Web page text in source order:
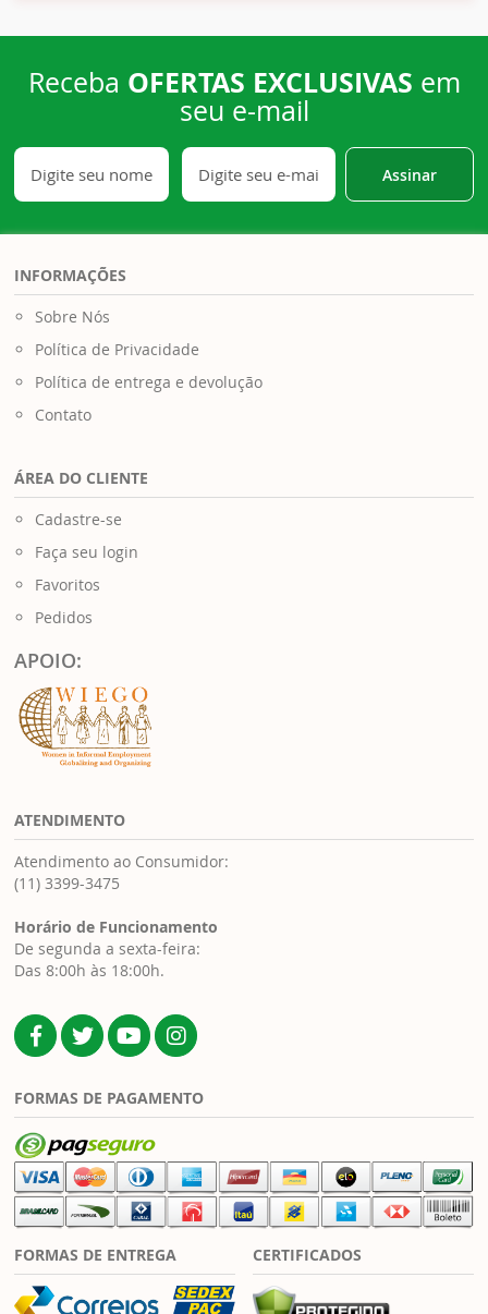
Receba OFERTAS EXCLUSIVAS em
seu e-mail
Assinar
INFORMAÇÕES
Sobre Nós
Política de Privacidade
Política de entrega e devolução
Contato
ÁREA DO CLIENTE
Cadastre-se
Faça seu login
Favoritos
Pedidos
APOIO:
ATENDIMENTO
Atendimento ao Consumidor:
(11) 3399-3475
Horário de Funcionamento
De segunda a sexta-feira:
Das 8:00h às 18:00h.
FORMAS DE PAGAMENTO
FORMAS DE ENTREGA CERTIFICADOS